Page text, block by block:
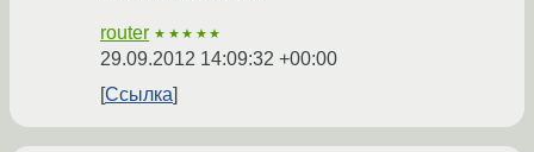
router ★★★★★
29.09.2012 14:09:32 +00:00
Ссылка